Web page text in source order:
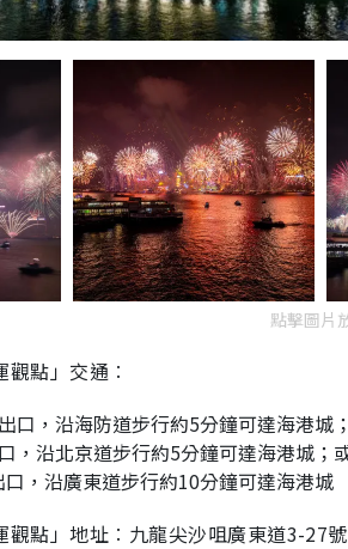
點擊圖片
點」交通︰
口，沿海防道步行約5分鐘可達海港城
，沿北京道步行約5分鐘可達海港城；
，沿廣東道步行約10分鐘可達海港城
觀點」地址︰九龍尖沙咀廣東道3-27